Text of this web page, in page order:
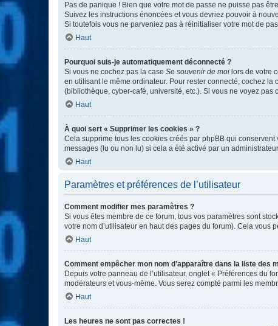
Pas de panique ! Bien que votre mot de passe ne puisse pas
Suivez les instructions énoncées et vous devriez pouvoir à
Si toutefois vous ne parveniez pas à réinitialiser votre mot de
Haut
Pourquoi suis-je automatiquement déconnecté ?
Si vous ne cochez pas la case Se souvenir de moi lors de votre
en utilisant le même ordinateur. Pour rester connecté, cochez la
(bibliothèque, cyber-café, université, etc.). Si vous ne voyez
Haut
À quoi sert « Supprimer les cookies » ?
Cela supprime tous les cookies créés par phpBB qui
messages (lu ou non lu) si cela a été activé par un
Haut
Paramètres et préférences de l’utilisateur
Comment modifier mes paramètres ?
Si vous êtes membre de ce forum, tous vos paramètres sont
votre nom d’utilisateur en haut des pages du forum). Cela vous
Haut
Comment empêcher mon nom d’apparaître dans la liste des
Depuis votre panneau de l’utilisateur, onglet « Préférences du
modérateurs et vous-même. Vous serez compté parmi les
Haut
Les heures ne sont pas correctes !